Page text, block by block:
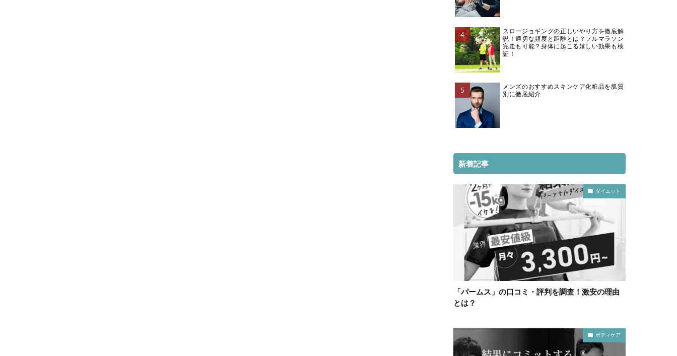
スロージョギングの正しいやり方を徹底解
説！適切な頻度と距離とは？フルマラソン
完走も可能？身体に起こる嬉しい効果も検
証！
メンズのおすすめスキンケア化粧品を肌質
別に徹底紹介
新着記事
ダイエット
「パームス」の口コミ・評判を調査！激安の理由
とは？
ボディケア